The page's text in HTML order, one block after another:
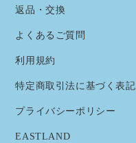
返品・交換
よくあるご質問
利用規約
特定商取引法に基づく表記
プライバシーポリシー
EASTLAND